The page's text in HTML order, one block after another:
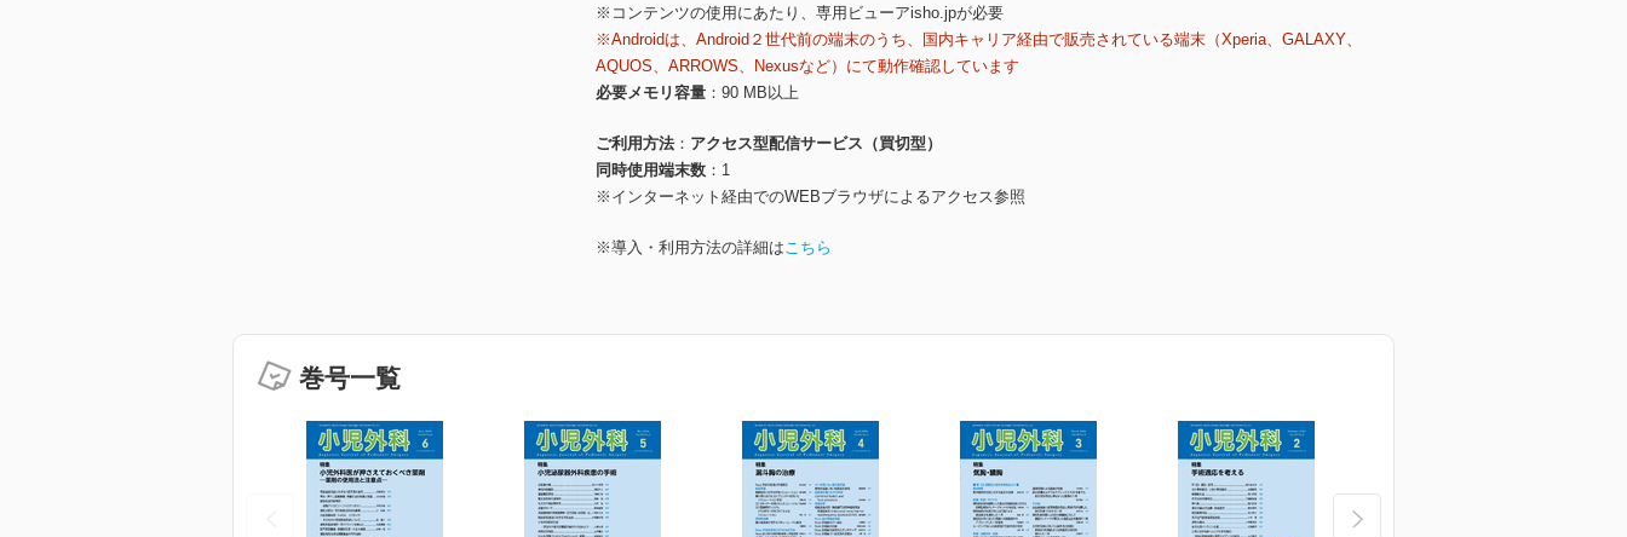
※コンテンツの使用にあたり、専用ビューアisho.jpが必要
※Androidは、Android２世代前の端末のうち、国内キャリア経由で販売されている端末（Xperia、GALAXY、
AQUOS、ARROWS、Nexusなど）にて動作確認しています
必要メモリ容量
90 MB以上
ご利用方法
アクセス型配信サービス（買切型）
同時使用端末数
1
※インターネット経由でのWEBブラウザによるアクセス参照
※導入・利用方法の詳細はこちら
巻号一覧